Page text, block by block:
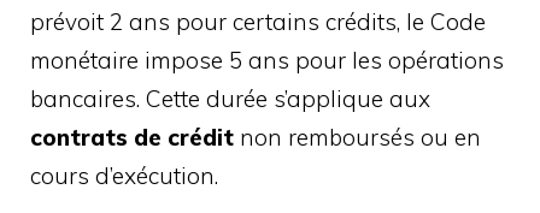
prévoit 2 ans pour certains crédits, le Code
monétaire impose 5 ans pour les opérations
bancaires. Cette durée s’applique aux
contrats de crédit non remboursés ou en
cours d’exécution.